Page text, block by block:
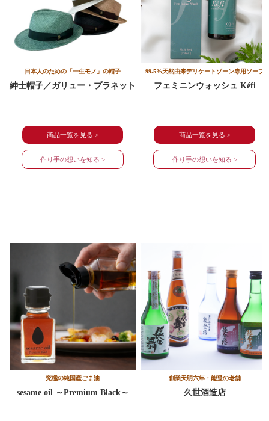
日本人のための「一生モノ」の帽子
紳士帽子／ガリュー・プラネット
商品一覧を見る >
作り手の想いを知る >
99.5%天然由来デリケートゾーン専用ソープ
フェミニンウォッシュ Kéfi
商品一覧を見る >
作り手の想いを知る >
究極の純国産ごま油
sesame oil ～Premium Black～
創業天明六年・能登の老舗
久世酒造店